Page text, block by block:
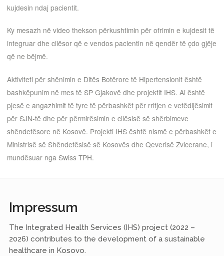
kujdesin ndaj pacientit.
Ky mesazh në video thekson përkushtimin për ofrimin e kujdesit të
integruar dhe cilësor që e vendos pacientin në qendër të çdo gjëje
që ne bëjmë.
Aktiviteti për shënimin e Ditës Botërore të Hipertensionit është
bashkëpunim në mes të SP Gjakovë dhe projektit IHS. Ai është
pjesë e angazhimit të tyre të përbashkët për rritjen e vetëdijësimit
për SJN-të dhe për përmirësimin e cilësisë së shërbimeve
shëndetësore në Kosovë. Projekti IHS është nismë e përbashkët e
Ministrisë së Shëndetësisë së Kosovës dhe Qeverisë Zvicerane, i
mundësuar nga Swiss TPH.
Impressum
The Integrated Health Services (IHS) project (2022 –
2026) contributes to the development of a sustainable
healthcare in Kosovo.